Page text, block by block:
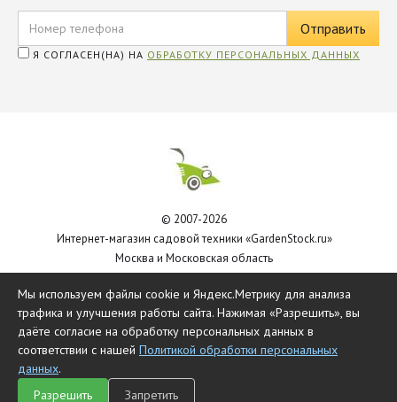
Я СОГЛАСЕН(НА) НА ОБРАБОТКУ ПЕРСОНАЛЬНЫХ ДАННЫХ
© 2007-2026
Интернет-магазин садовой техники «GardenStock.ru»
Москва и Московская область
Мы используем файлы cookie и Яндекс.Метрику для анализа
трафика и улучшения работы сайта. Нажимая «Разрешить», вы
даёте согласие на обработку персональных данных в
соответствии с нашей Политикой обработки персональных
данных.
Разрешить
Запретить